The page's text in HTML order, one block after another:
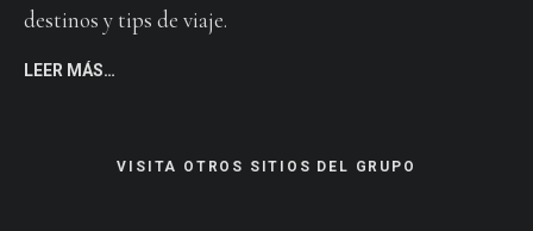
destinos y tips de viaje.
LEER MÁS…
VISITA OTROS SITIOS DEL GRUPO